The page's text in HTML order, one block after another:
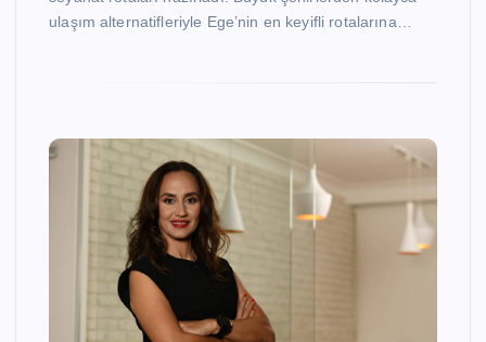
ulaşım alternatifleriyle Ege’nin en keyifli rotalarına…